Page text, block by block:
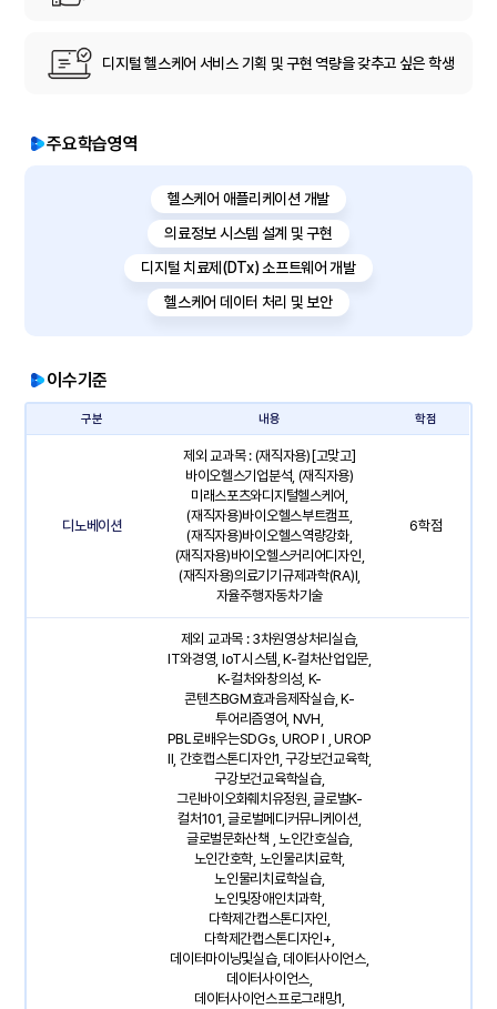
디지털 헬스케어 서비스 기획 및 구현 역량을 갖추고 싶은 학생
주요학습영역
헬스케어 애플리케이션 개발
의료정보 시스템 설계 및 구현
디지털 치료제(DTx) 소프트웨어 개발
헬스케어 데이터 처리 및 보안
이수기준
구분 내용 학점
디노베이션
제외 교과목 : (재직자용)[고맞고]
바이오헬스기업분석, (재직자용)
미래스포츠와디지털헬스케어,
(재직자용)바이오헬스부트캠프,
(재직자용)바이오헬스역량강화,
(재직자용)바이오헬스커리어디자인,
(재직자용)의료기기규제과학(RA)I,
자율주행자동차기술
6학점
제외 교과목 : 3차원영상처리실습,
IT와경영, IoT시스템, K-컬처산업입문,
K-컬처와창의성, K-
콘텐츠BGM효과음제작실습, K-
투어리즘영어, NVH,
PBL로배우는SDGs, UROP I , UROP
II, 간호캡스톤디자인1, 구강보건교육학,
구강보건교육학실습,
그린바이오화훼치유정원, 글로벌K-
컬처101, 글로벌메디커뮤니케이션,
글로벌문화산책 , 노인간호실습,
노인간호학, 노인물리치료학,
노인물리치료학실습,
노인및장애인치과학,
다학제간캡스톤디자인,
다학제간캡스톤디자인+,
데이터마이닝및실습, 데이터사이언스,
데이터사이언스,
데이터사이언스프로그래밍1,